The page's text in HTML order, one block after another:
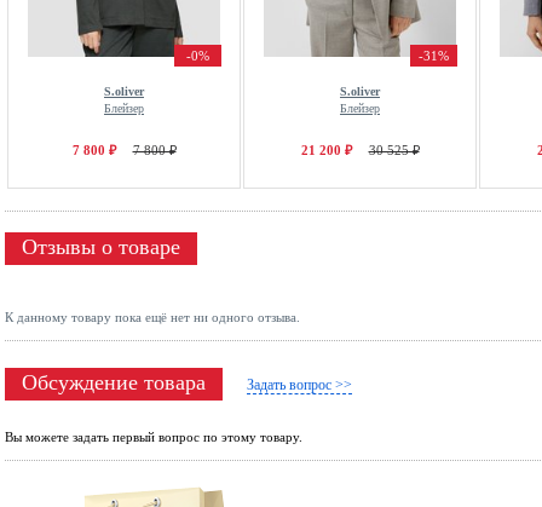
-0%
S.oliver
Блейзер
7 800 ₽ 7 800 ₽
-31%
S.oliver
Блейзер
21 200 ₽ 30 525 ₽
Отзывы о товаре
К данному товару пока ещё нет ни одного отзыва.
Обсуждение товара Задать вопрос >>
Вы можете задать первый вопрос по этому товару.